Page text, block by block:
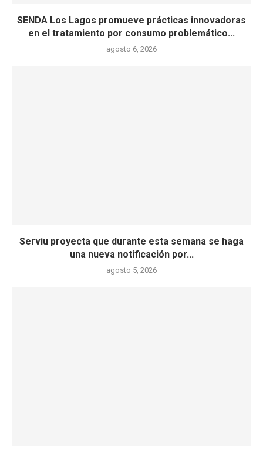
SENDA Los Lagos promueve prácticas innovadoras
en el tratamiento por consumo problemático...
agosto 6, 2026
Serviu proyecta que durante esta semana se haga
una nueva notificación por...
agosto 5, 2026